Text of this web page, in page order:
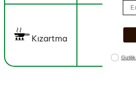
Kızartma